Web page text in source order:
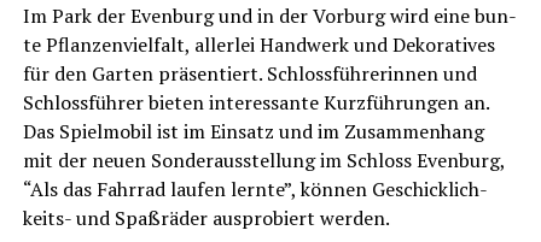
Im Park der Even­burg und in der Vor­burg wird eine bun­
te Pflan­zen­viel­falt, aller­lei Hand­werk und Deko­ra­ti­ves
für den Gar­ten prä­sen­tiert. Schloss­füh­re­rin­nen und
Schloss­füh­rer bie­ten inter­es­san­te Kurz­füh­run­gen an.
Das Spiel­mo­bil ist im Ein­satz und im Zusam­men­hang
mit der neu­en Son­der­aus­stel­lung im Schloss Even­burg,
“Als das Fahr­rad lau­fen lern­te”, kön­nen Geschick­lich­
keits- und Spaß­rä­der aus­pro­biert werden.